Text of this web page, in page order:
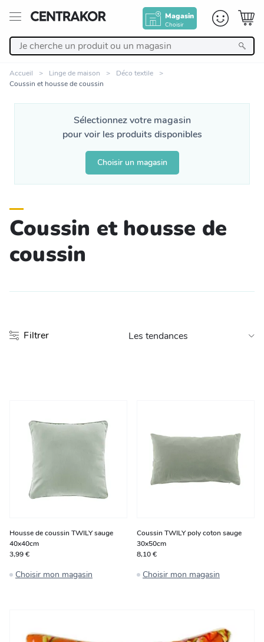
Magasin
Choisir
Décoration
Linge de maison
Cuisine et art de la table
Salle de bain et beauté
Animalerie
Accueil Linge de maison
Déco textile
Coussin et housse de coussin
Sélectionnez votre magasin
pour voir les produits disponibles
Choisir un magasin
Coussin et housse de
coussin
Filtrer
Housse de coussin TWILY sauge
40x40cm
3,99 €
Choisir mon magasin
Coussin TWILY poly coton sauge
30x50cm
8,10 €
Choisir mon magasin